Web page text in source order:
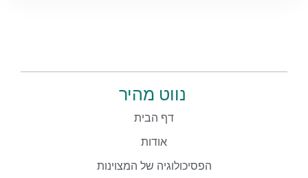
נווט מהיר
דף הבית
אודות
הפסיכולוגיה של המצוינות